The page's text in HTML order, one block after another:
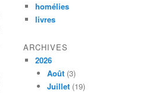
homélies
livres
ARCHIVES
2026
Août (3)
Juillet (19)